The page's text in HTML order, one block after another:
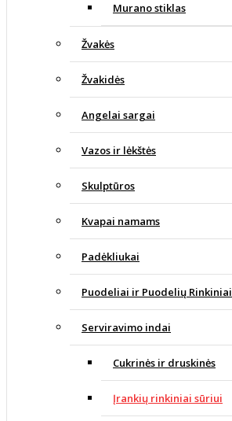
Murano stiklas
Žvakės
Žvakidės
Angelai sargai
Vazos ir lėkštės
Skulptūros
Kvapai namams
Padėkliukai
Puodeliai ir Puodelių Rinkiniai
Serviravimo indai
Cukrinės ir druskinės
Įrankių rinkiniai sūriui